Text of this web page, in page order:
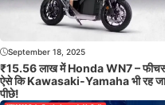
September 18, 2025
₹15.56 लाख में Honda WN7 –
ऐसे कि Kawasaki-Yamaha भी रह
पीछे!